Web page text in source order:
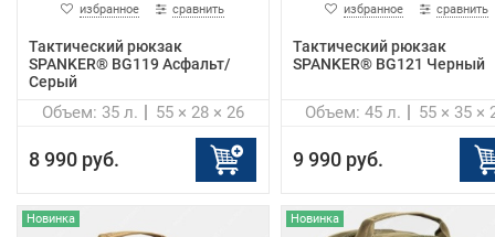
избранное сравнить
Тактический рюкзак
SPANKER® BG119 Асфальт/
Серый
55 × 28 × 26
Объем: 35 л.
8 990 руб.
избранное сравнить
Тактический рюкзак
SPANKER® BG121 Черный
55 × 35 ×
Объем: 45 л.
9 990 руб.
Новинка Новинка